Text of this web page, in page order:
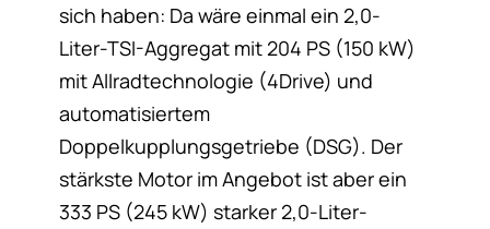
sich haben: Da wäre einmal ein 2,0-
Liter-TSI-Aggregat mit 204 PS (150 kW)
mit Allradtechnologie (4Drive) und
automatisiertem
Doppelkupplungsgetriebe (DSG). Der
stärkste Motor im Angebot ist aber ein
333 PS (245 kW) starker 2,0-Liter-